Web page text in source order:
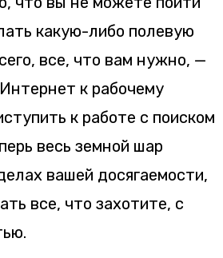
какую-либо полевую
все, что вам нужно, —
к рабочему
к работе с поиском
весь земной шар
вашей досягаемости,
все, что захотите, с